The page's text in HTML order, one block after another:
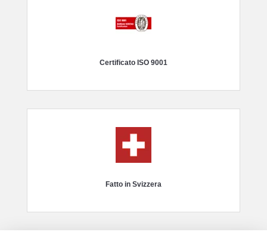
Certificato ISO 9001
Fatto in Svizzera